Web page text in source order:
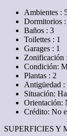
Ambientes :
Dormitorios
Baños : 3
Toilettes : 1
Garages : 1
Zonificación
Condición:
Plantas : 2
Antigüedad :
Situación:
Orientación:
Crédito: No
SUPERFICIES Y